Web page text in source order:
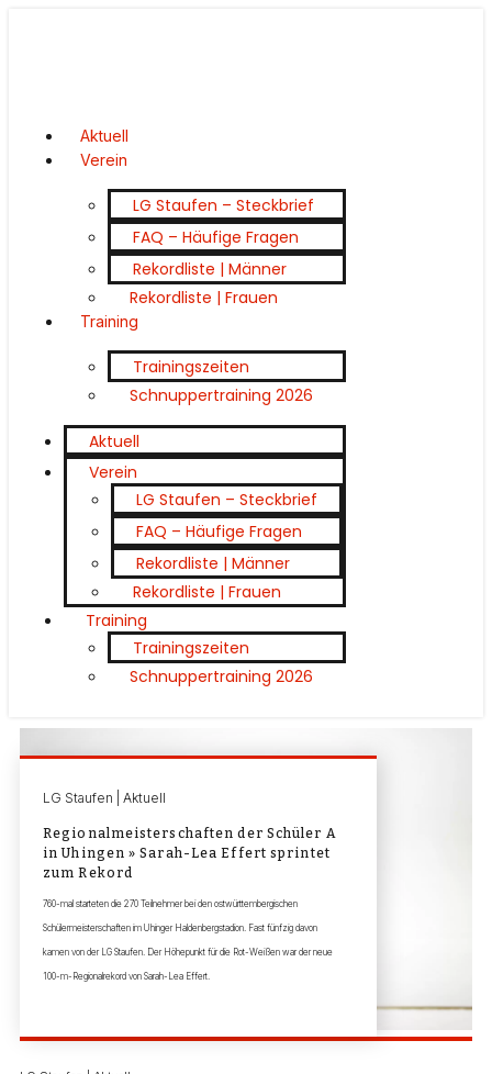
Aktuell
Verein
LG Staufen – Steckbrief
FAQ – Häufige Fragen
Rekordliste | Männer
Rekordliste | Frauen
Training
Trainingszeiten
Schnuppertraining 2026
Aktuell
Verein
LG Staufen – Steckbrief
FAQ – Häufige Fragen
Rekordliste | Männer
Rekordliste | Frauen
Training
Trainingszeiten
Schnuppertraining 2026
LG Staufen | Aktuell
Regionalmeisterschaften der Schüler A
in Uhingen » Sarah-Lea Effert sprintet
zum Rekord
760-mal starteten die 270 Teilnehmer bei den ostwürttembergischen
Schülermeisterschaften im Uhinger Haldenbergstadion. Fast fünfzig davon
kamen von der LG Staufen. Der Höhepunkt für die Rot-Weißen war der neue
100-m-Regionalrekord von Sarah-Lea Effert.